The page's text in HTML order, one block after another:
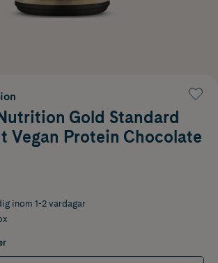
Gold Standard
Vegan Protein Chocolate
inom 1-2 vardagar